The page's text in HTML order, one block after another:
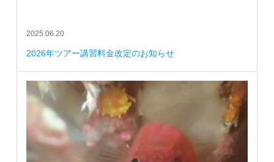
2025.06.20
2026年ツアー講習料金改定のお知らせ